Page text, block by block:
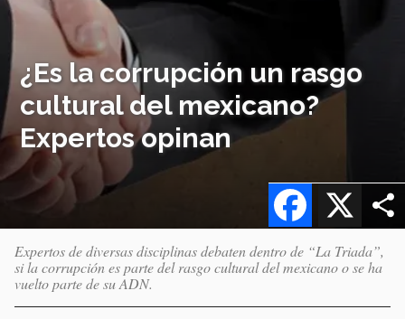
¿Es la corrupción un rasgo
cultural del mexicano?
Expertos opinan
X
Facebook
Expertos de diversas disciplinas debaten dentro de “La Triada”,
si la corrupción es parte del rasgo cultural del mexicano o se ha
vuelto parte de su ADN.